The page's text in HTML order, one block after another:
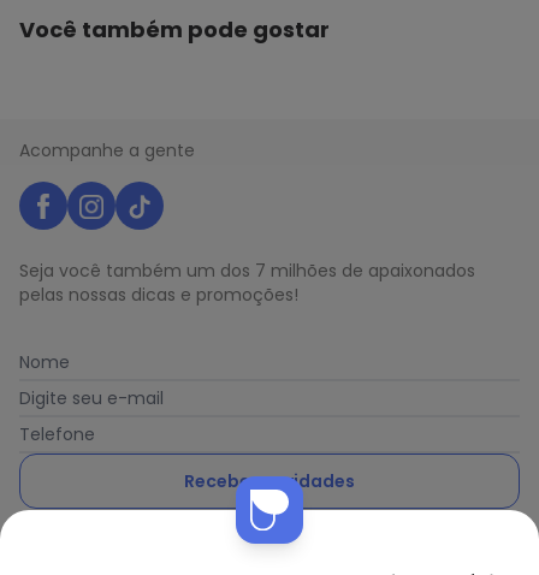
Você também pode gostar
Acompanhe a gente
Seja você também um dos 7 milhões de apaixonados
pelas nossas dicas e promoções!
Nome
Digite seu e-mail
Telefone
Receber novidades
Ao enviar o cadastro, você concorda com a nossa
Nós utilizamos cookies e tecnologias similares para melhorar sua